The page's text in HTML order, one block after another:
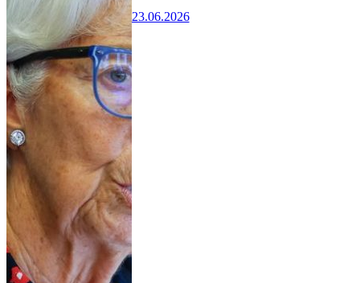
23.06.2026